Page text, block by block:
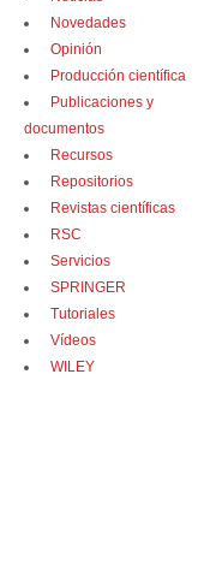
Novedades
Opinión
Producción científica
Publicaciones y
documentos
Recursos
Repositorios
Revistas científicas
RSC
Servicios
SPRINGER
Tutoriales
Vídeos
WILEY